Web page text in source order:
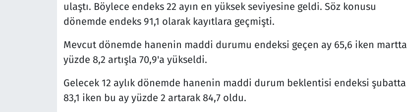
ulaştı. Böylece endeks 22 ayın en yüksek seviyesine geldi. Söz konusu
dönemde endeks 91,1 olarak kayıtlara geçmişti.
Mevcut dönemde hanenin maddi durumu endeksi geçen ay 65,6 iken martta
yüzde 8,2 artışla 70,9'a yükseldi.
Gelecek 12 aylık dönemde hanenin maddi durum beklentisi endeksi şubatta
83,1 iken bu ay yüzde 2 artarak 84,7 oldu.